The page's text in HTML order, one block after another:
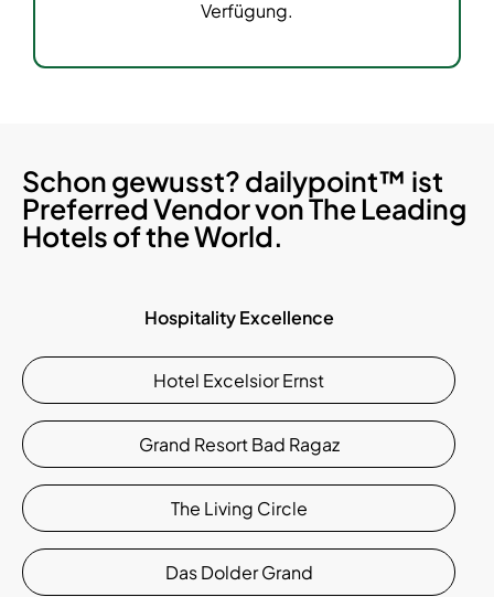
Verfügung.
Schon gewusst? dailypoint™ ist
Preferred Vendor von The Leading
Hotels of the World.
Hospitality Excellence
Hotel Excelsior Ernst
Grand Resort Bad Ragaz
The Living Circle
Das Dolder Grand